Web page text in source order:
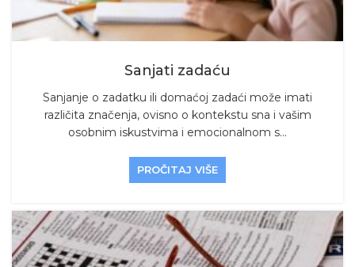
Sanjati zadaću
Sanjanje o zadatku ili domaćoj zadaći može imati
različita značenja, ovisno o kontekstu sna i vašim
osobnim iskustvima i emocionalnom s...
PROČITAJ VIŠE